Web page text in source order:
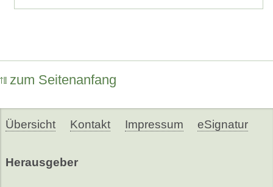
zum Seitenanfang
Übersicht Kontakt Impressum eSignatur
Herausgeber